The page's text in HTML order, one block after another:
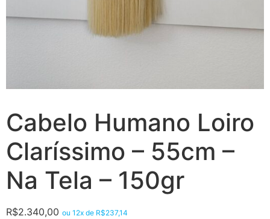
Cabelo Humano Loiro
Claríssimo – 55cm –
Na Tela – 150gr
R$2.340,00 ou 12x de R$237,14